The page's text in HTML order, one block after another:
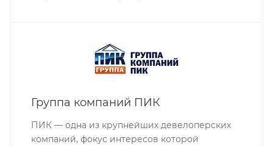
Группа компаний ПИК
ПИК — одна из крупнейших девелоперских
компаний, фокус интересов которой